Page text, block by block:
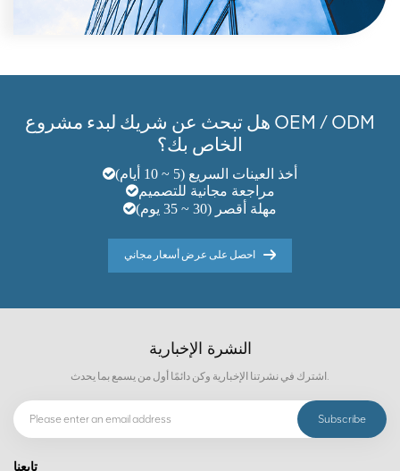
هل تبحث عن شريك لبدء مشروع OEM / ODM
الخاص بك؟
أخذ العينات السريع (5 ~ 10 أيام)
مراجعة مجانية للتصميم
مهلة أقصر (30 ~ 35 يوم)
احصل على عرض أسعار مجاني
النشرة الإخبارية
تابعنا